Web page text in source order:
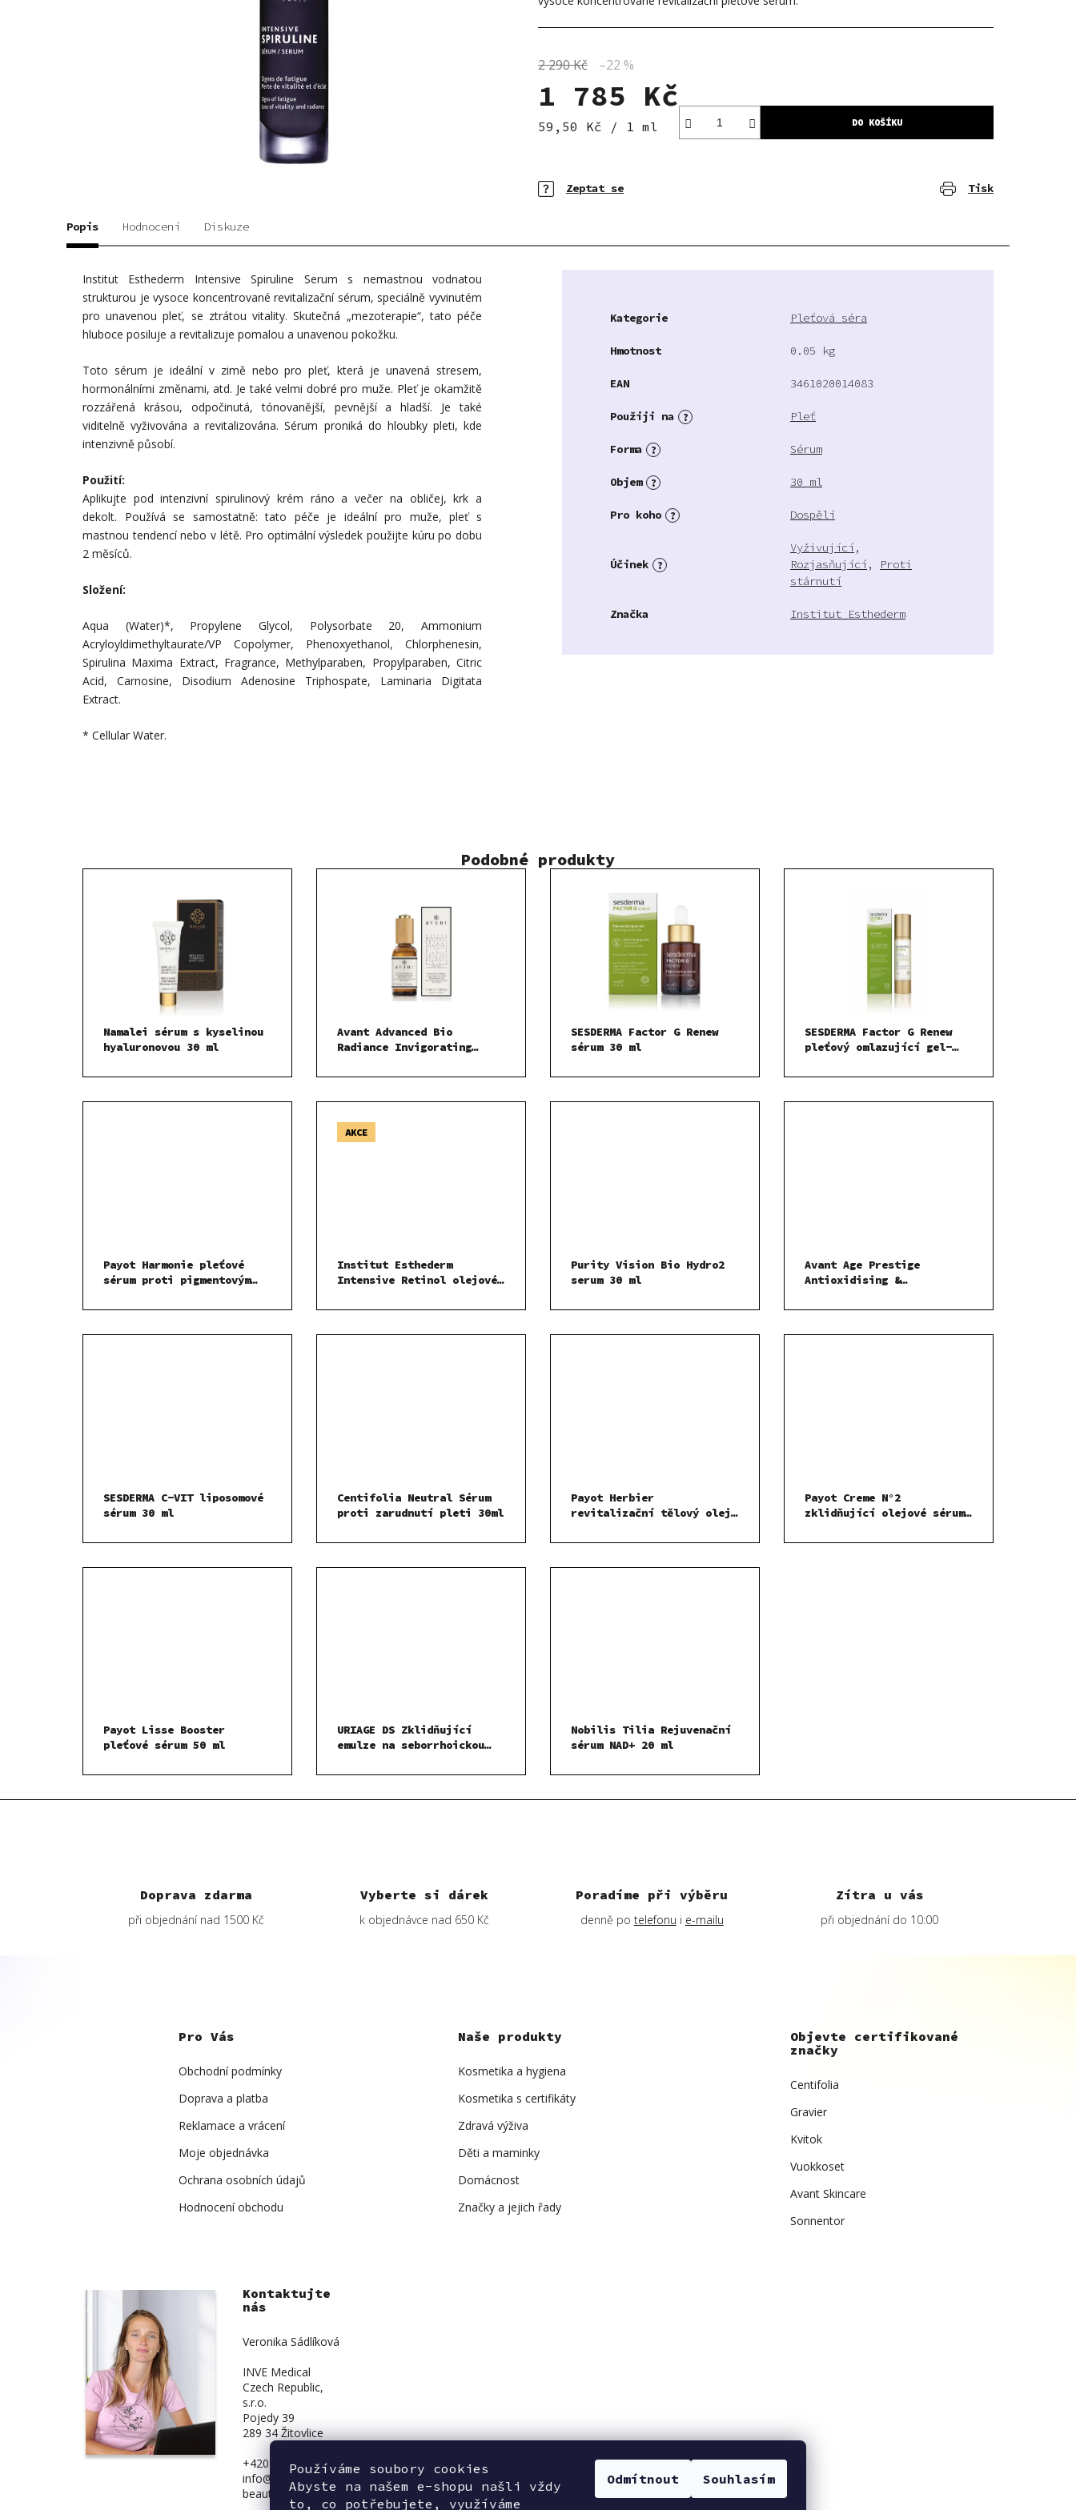
Používáme soubory cookies
Abyste na našem e-shopu našli vždy
to, co potřebujete, využíváme
Odmítnout Souhlasím
hvězdiček.
2 290 Kč –22 %
1 785 Kč
Měrná cena:
59,50 Kč / 1 ml DO KOŠÍKU
Tisk
Zeptat se
Doprava zdarma
při objednání nad 1500 Kč
Vyberte si dárek
k objednávce nad 650 Kč
Poradíme při výběru
denně po telefonu i e-mailu
Zítra u vás
při objednání do 10:00
Popis Hodnocení Diskuze
Institut Esthederm Intensive Spiruline Serum s nemastnou vodnatou
strukturou je vysoce koncentrované revitalizační sérum, speciálně vyvinutém
pro unavenou pleť, se ztrátou vitality. Skutečná „mezoterapie“, tato péče
hluboce posiluje a revitalizuje pomalou a unavenou pokožku.
Toto sérum je ideální v zimě nebo pro pleť, která je unavená stresem,
hormonálními změnami, atd. Je také velmi dobré pro muže. Pleť je okamžitě
rozzářená krásou, odpočinutá, tónovanější, pevnější a hladší. Je také
viditelně vyživována a revitalizována. Sérum proniká do hloubky pleti, kde
intenzivně působí.
Použití:
Aplikujte pod intenzivní spirulinový krém ráno a večer na obličej, krk a
dekolt. Používá se samostatně: tato péče je ideální pro muže, pleť s
mastnou tendencí nebo v létě. Pro optimální výsledek použijte kúru po dobu
2 měsíců.
Složení:
Aqua (Water)*, Propylene Glycol, Polysorbate 20, Ammonium
Acryloyldimethyltaurate/VP Copolymer, Phenoxyethanol, Chlorphenesin,
Spirulina Maxima Extract, Fragrance, Methylparaben, Propylparaben, Citric
Acid, Carnosine, Disodium Adenosine Triphospate, Laminaria Digitata
Extract.
* Cellular Water.
Kategorie Pleťová séra
Hmotnost 0.05 kg
EAN 3461020014083
?
Použiji na Pleť
?
Forma Sérum
?
Objem 30 ml
?
Pro koho Dospělí
?
Účinek
Vyživující ,
Rozjasňující ,
Proti
stárnutí
Značka Institut Esthederm
Podobné produkty
Namalei sérum s kyselinou
hyaluronovou 30 ml
Avant Advanced Bio
Radiance Invigorating
Osvěžující koncentrované
SESDERMA Factor G Renew
sérum 30 ml
SESDERMA Factor G Renew
pleťový omlazující gel-
Payot Harmonie pleťové
sérum proti pigmentovým
AKCE
Institut Esthederm
Intensive Retinol olejové
Purity Vision Bio Hydro2
serum 30 ml
Avant Age Prestige
Antioxidising &
detoxikační růžové pleťové
SESDERMA C-VIT liposomové
sérum 30 ml
Centifolia Neutral Sérum
proti zarudnutí pleti 30ml
Payot Herbier
revitalizační tělový olej
tymiánu 95 ml
Payot Creme N°2
zklidňující olejové sérum
Payot Lisse Booster
pleťové sérum 50 ml
URIAGE DS Zklidňující
emulze na seborrhoickou
Nobilis Tilia Rejuvenační
sérum NAD+ 20 ml
Pro Vás
Obchodní podmínky
Doprava a platba
Reklamace a vrácení
Moje objednávka
Ochrana osobních údajů
Hodnocení obchodu
Naše produkty
Kosmetika a hygiena
Kosmetika s certifikáty
Zdravá výživa
Děti a maminky
Domácnost
Značky a jejich řady
Objevte certifikované
značky
Centifolia
Gravier
Kvitok
Vuokkoset
Avant Skincare
Sonnentor
Kontaktujte
nás
Veronika Sádlíková
INVE Medical
Czech Republic,
s.r.o.
Pojedy 39
289 34 Žitovlice
+420 734 839 831
info@inve-
beauty.cz